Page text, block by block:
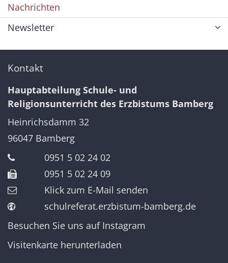
Nachrichten
Newsletter
Kontakt
Hauptabteilung Schule- und
Religionsunterricht des Erzbistums Bamberg
Heinrichsdamm 32
96047 Bamberg
0951 5 02 24 02
0951 5 02 24 09
Klick zum E-Mail senden
schulreferat.erzbistum-bamberg.de
Besuchen Sie uns auf Instagram
Visitenkarte herunterladen